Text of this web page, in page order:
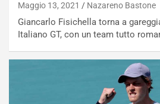
Maggio 13, 2021 Nazareno Bastone
Giancarlo Fisichella torna a
Italiano GT, con un team tutto